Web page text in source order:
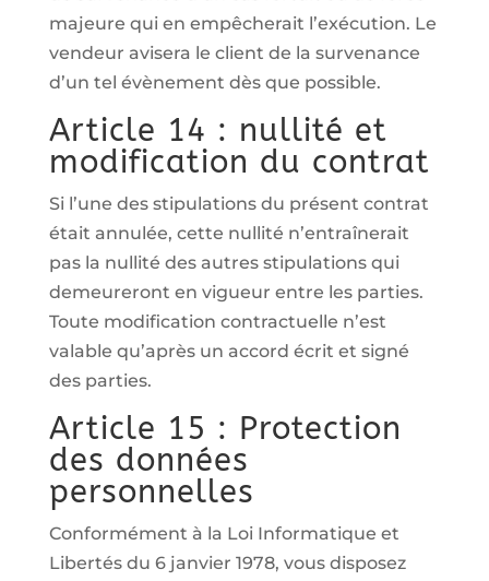
majeure qui en empêcherait l’exécution. Le
vendeur avisera le client de la survenance
d’un tel évènement dès que possible.
Article 14 : nullité et
modification du contrat
Si l’une des stipulations du présent contrat
était annulée, cette nullité n’entraînerait
pas la nullité des autres stipulations qui
demeureront en vigueur entre les parties.
Toute modification contractuelle n’est
valable qu’après un accord écrit et signé
des parties.
Article 15 : Protection
des données
personnelles
Conformément à la Loi Informatique et
Libertés du 6 janvier 1978, vous disposez